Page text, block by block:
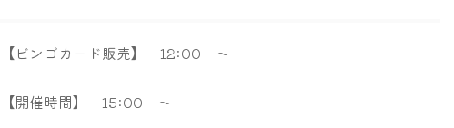
【ビンゴカード販売】 12:00 ～
【開催時間】 15:00 ～